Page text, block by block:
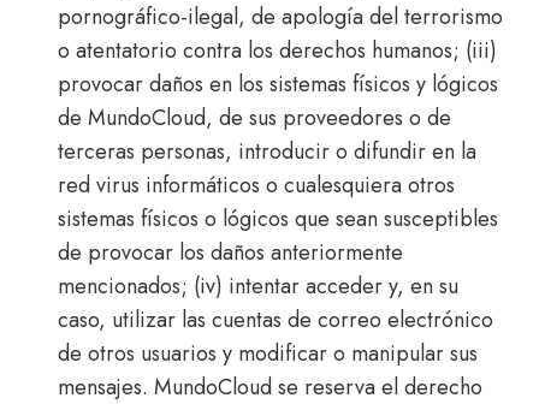
pornográfico-ilegal, de apología del terrorismo
o atentatorio contra los derechos humanos; (iii)
provocar daños en los sistemas físicos y lógicos
de MundoCloud, de sus proveedores o de
terceras personas, introducir o difundir en la
red virus informáticos o cualesquiera otros
sistemas físicos o lógicos que sean susceptibles
de provocar los daños anteriormente
mencionados; (iv) intentar acceder y, en su
caso, utilizar las cuentas de correo electrónico
de otros usuarios y modificar o manipular sus
mensajes. MundoCloud se reserva el derecho